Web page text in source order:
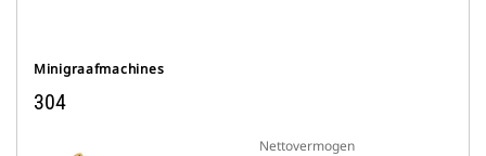
Minigraafmachines
304
Nettovermogen